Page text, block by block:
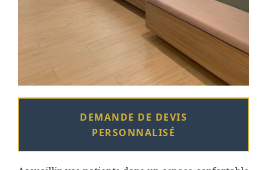
DEMANDE DE DEVIS
PERSONNALISÉ